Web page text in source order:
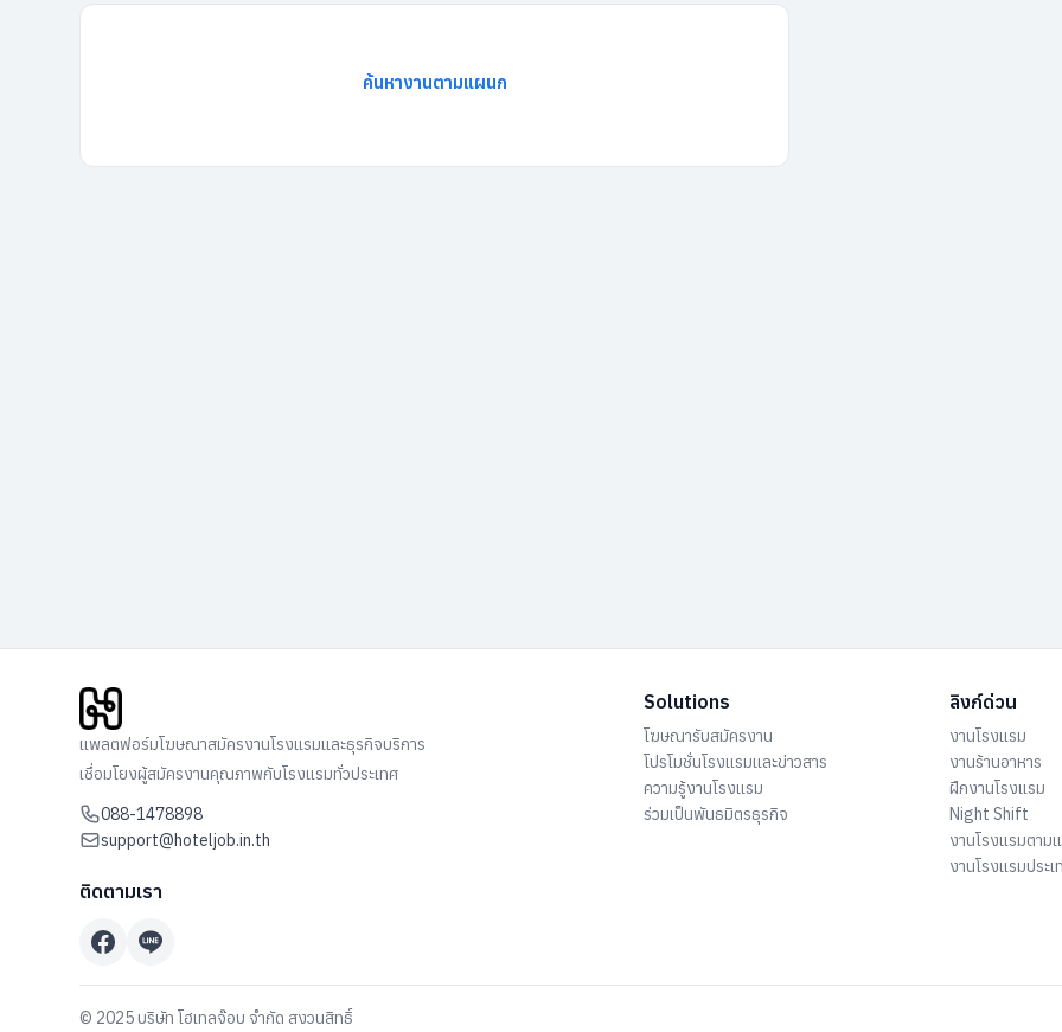
ค้นหางานตามแผนก
แพลตฟอร์มโฆษณาสมัครงานโรงแรมและธุรกิจบริการ
เชื่อมโยงผู้สมัครงานคุณภาพกับโรงแรมทั่วประเทศ
088-1478898
support@hoteljob.in.th
ติดตามเรา
Solutions
โฆษณารับสมัครงาน
โปรโมชั่นโรงแรมและข่าวสาร
ความรู้งานโรงแรม
ร่วมเป็นพันธมิตรธุรกิจ
ลิงก์ด่วน
งานโรงแรม
งานร้านอาหาร
ฝึกงานโรงแรม
Night Shift
งานโรงแรมตาม
งานโรงแรมประเ
© 2025 บริษัท โฮเทลจ๊อบ จำกัด สงวนสิทธิ์